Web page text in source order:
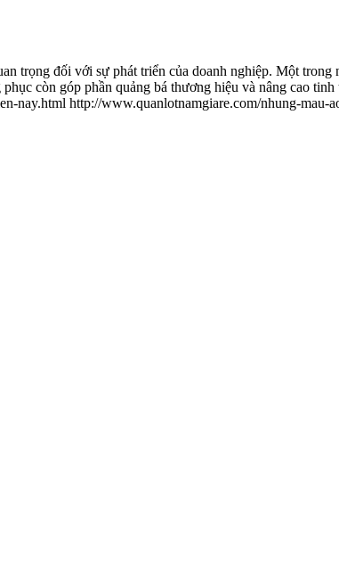
trọng đối với sự phát triển của doanh nghiệp. Một
còn góp phần quảng bá thương hiệu và nâng cao
nay.html http://www.quanlotnamgiare.com/nhung-mau-